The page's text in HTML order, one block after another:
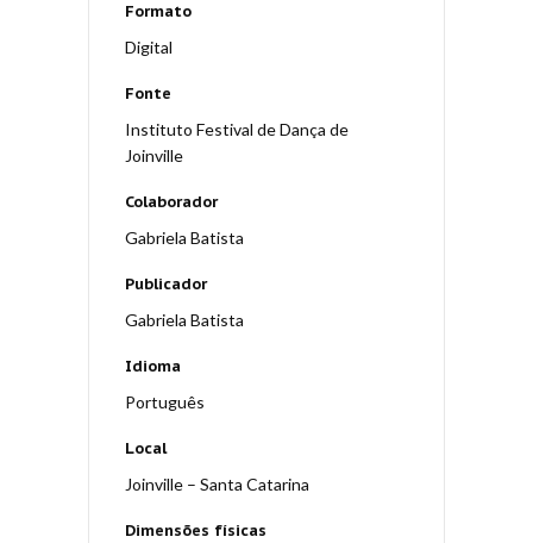
Formato
Digital
Fonte
Instituto Festival de Dança de
Joinville
Colaborador
Gabriela Batista
Publicador
Gabriela Batista
Idioma
Português
Local
Joinville – Santa Catarina
Dimensões físicas